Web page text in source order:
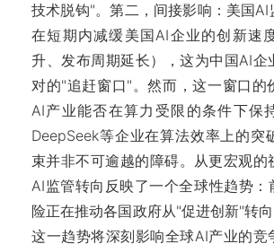
技术脱钩"。第二，间接影响：美国
在短期内减缓美国AI企业的创新速
升、发布周期延长），这为中国AI企
对的"追赶窗口"。然而，这一窗口的
AI产业能否在算力受限的条件下
DeepSeek等企业在算法效率上的突
束并非不可逾越的障碍。从更宏观的
AI监管转向反映了一个全球性趋势：
险正在推动各国政府从"促进创新"转
这一趋势将深刻影响全球AI产业的竞